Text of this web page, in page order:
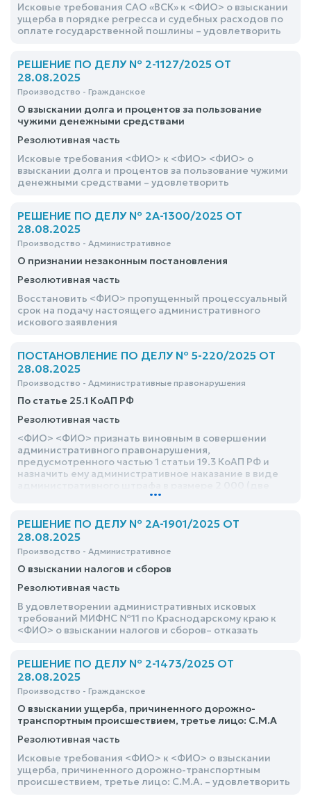
Исковые требования САО «ВСК» к <ФИО> о взыскании
ущерба в порядке регресса и судебных расходов по
оплате государственной пошлины – удовлетворить
РЕШЕНИЕ ПО ДЕЛУ № 2-1127/2025 ОТ
28.08.2025
Производство - Гражданское
О взыскании долга и процентов за пользование
чужими денежными средствами
Резолютивная часть
Исковые требования <ФИО> к <ФИО> <ФИО> о
взыскании долга и процентов за пользование чужими
денежными средствами – удовлетворить
РЕШЕНИЕ ПО ДЕЛУ № 2А-1300/2025 ОТ
28.08.2025
Производство - Административное
О признании незаконным постановления
Резолютивная часть
Восстановить <ФИО> пропущенный процессуальный
срок на подачу настоящего административного
искового заявления
ПОСТАНОВЛЕНИЕ ПО ДЕЛУ № 5-220/2025 ОТ
28.08.2025
Производство - Административные правонарушения
По статье 25.1 КоАП РФ
Резолютивная часть
<ФИО> <ФИО> признать виновным в совершении
административного правонарушения,
предусмотренного частью 1 статьи 19.3 КоАП РФ и
назначить ему административное наказание в виде
...
РЕШЕНИЕ ПО ДЕЛУ № 2А-1901/2025 ОТ
28.08.2025
Производство - Административное
О взыскании налогов и сборов
Резолютивная часть
В удовлетворении административных исковых
требований МИФНС №11 по Краснодарскому краю к
<ФИО> о взыскании налогов и сборов– отказать
РЕШЕНИЕ ПО ДЕЛУ № 2-1473/2025 ОТ
28.08.2025
Производство - Гражданское
О взыскании ущерба, причиненного дорожно-
транспортным происшествием, третье лицо: С.М.А
Резолютивная часть
Исковые требования <ФИО> к <ФИО> о взыскании
ущерба, причиненного дорожно-транспортным
происшествием, третье лицо: С.М.А. – удовлетворить